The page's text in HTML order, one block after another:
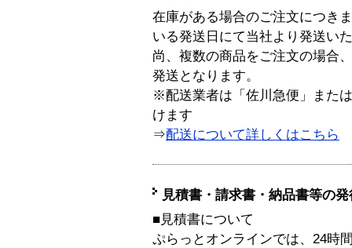
在庫がある場合のご注文につき
いる発送日にて当社より発送い
尚、複数の商品をご注文の場合
発送となります。
※配送業者は「佐川急便」また
けます
⇒配送について詳しくはこちら
見積書・請求書・納品書等の
■見積書について
ぷらっとオンラインでは、24時